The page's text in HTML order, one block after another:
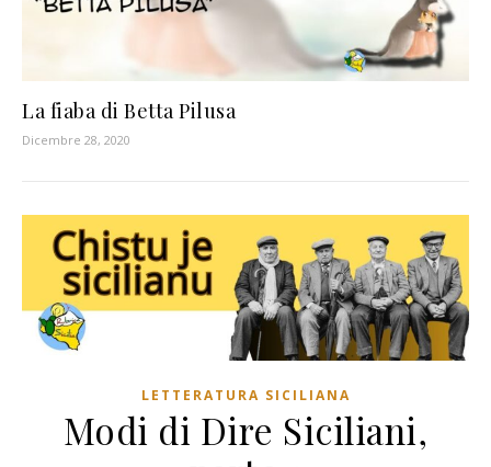
La fiaba di Betta Pilusa
Dicembre 28, 2020
LETTERATURA SICILIANA
Modi di Dire Siciliani,